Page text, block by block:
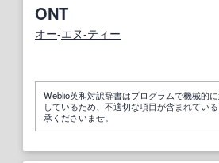
ONT
オー‐エヌ‐ティー
Weblio英和対訳辞書はプログラムで機械的
しているため、不適切な項目が含まれてい
承くださいませ。